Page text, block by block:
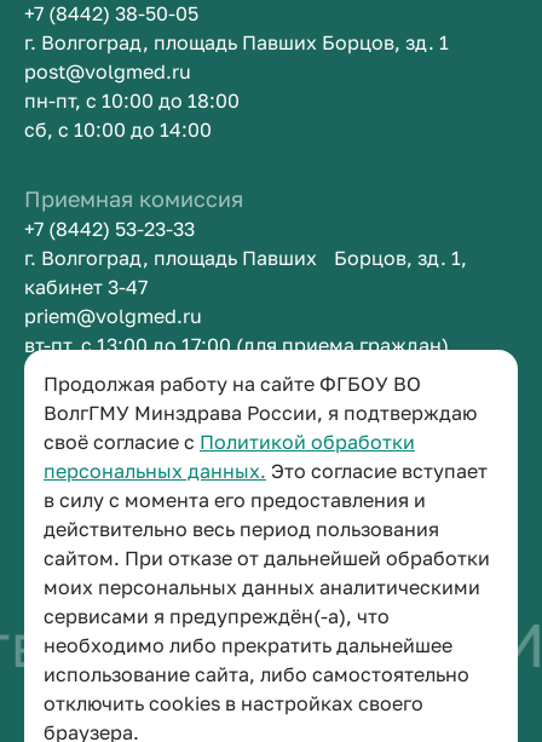
Продолжая работу на сайте ФГБОУ ВО
ВолгГМУ Минздрава России, я подтверждаю
своё согласие с Политикой обработки
персональных данных. Это согласие вступает
в силу с момента его предоставления и
действительно весь период пользования
сайтом. При отказе от дальнейшей обработки
моих персональных данных аналитическими
сервисами я предупреждён(-а), что
необходимо либо прекратить дальнейшее
использование сайта, либо самостоятельно
отключить cookies в настройках своего
браузера.
+7 (8442) 38-50-05
г. Волгоград, площадь Павших Борцов, зд. 1
post@volgmed.ru
пн-пт, с 10:00 до 18:00
сб, с 10:00 до 14:00
Приемная комиссия
+7 (8442) 53-23-33
г. Волгоград, площадь Павших Борцов, зд. 1,
кабинет 3-47
priem@volgmed.ru
вт-пт, с 13:00 до 17:00 (для приема граждан)
Приемная ректора
+7 (8442) 38-50-05
г. Волгоград, площадь Павших Борцов, зд. 1,
кабинет 3-11
post@volgmed.ru
пн-пт, с 08.30 до 17.00 (перерыв с 12.30 до 13.00)
быть врачом
© 2026 Волгоградский государственный медицинский университет